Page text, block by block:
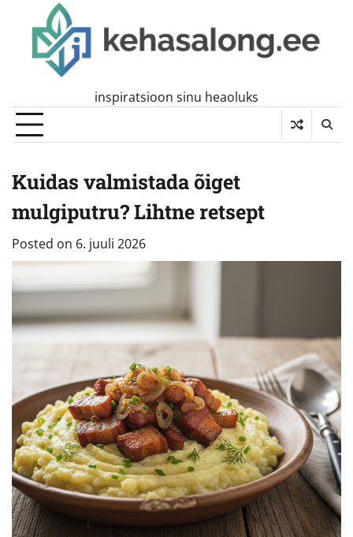
content
inspiratsioon sinu heaoluks
Kuidas valmistada õiget
mulgiputru? Lihtne retsept
Posted on 6. juuli 2026